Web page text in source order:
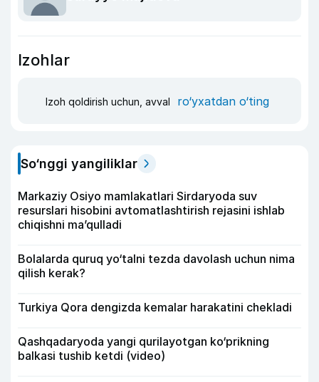
Izohlar
Izoh qoldirish uchun, avval ro‘yxatdan o‘ting
So‘nggi yangiliklar
Markaziy Osiyo mamlakatlari Sirdaryoda suv
resurslari hisobini avtomatlashtirish rejasini ishlab
chiqishni ma’qulladi
Bolalarda quruq yo‘talni tezda davolash uchun nima
qilish kerak?
Turkiya Qora dengizda kemalar harakatini chekladi
Qashqadaryoda yangi qurilayotgan ko‘prikning
balkasi tushib ketdi (video)